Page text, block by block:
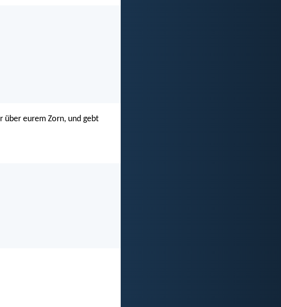
über eurem Zorn, und gebt